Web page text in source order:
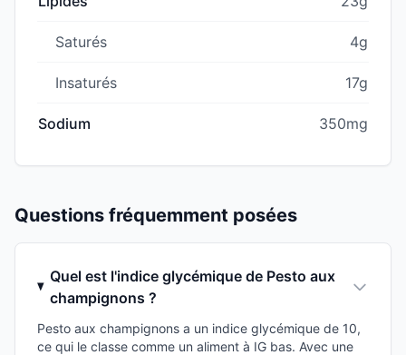
Saturés 4g
Insaturés 17g
Sodium 350mg
Questions fréquemment posées
Quel est l'indice glycémique de Pesto aux
champignons ?
Pesto aux champignons a un indice glycémique de 10,
ce qui le classe comme un aliment à IG bas. Avec une